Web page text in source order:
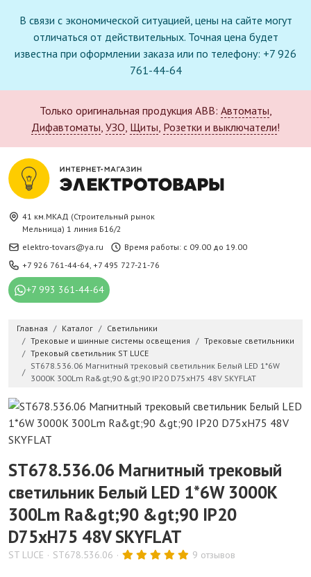
В связи с экономической ситуацией, цены на сайте могут
отличаться от действительных. Точная цена будет
известна при оформлении заказа или по телефону: +7 926
761-44-64
Только оригинальная продукция ABB: Автоматы,
Дифавтоматы, УЗО, Щиты, Розетки и выключатели!
41 км.МКАД (Строительный рынок
Мельница) 1 линия Б16/2
elektro-tovars@ya.ru
Время работы: с 09.00 до 19.00
+7 926 761-44-64, +7 495 727-21-76
+7 993 361-44-64
Главная Каталог
Светильники
Трековые и шинные системы освещения
Трековые светильники
Трековый светильник ST LUCE
ST678.536.06 Магнитный трековый светильник Белый LED 1*6W
3000K 300Lm Ra&gt;90 &gt;90 IP20 D75xH75 48V SKYFLAT
ST678.536.06 Магнитный трековый
светильник Белый LED 1*6W 3000K
300Lm Ra&gt;90 &gt;90 IP20
D75xH75 48V SKYFLAT
ST LUCE ST678.536.06 9 отзывов